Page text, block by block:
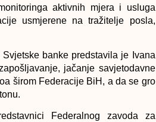
aktivnih mjera i usluga
usmjerene na tražitelje posla,
banke predstavila je Ivana
jačanje savjetodavne
širom Federacije BiH, a da se gro
Federalnog zavoda za